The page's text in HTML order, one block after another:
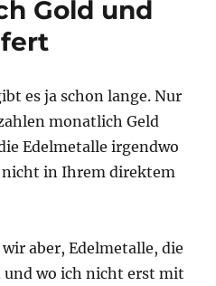
Gold und
es ja schon lange. Nur
monatlich Geld
Edelmetalle irgendwo
nicht in Ihrem direktem
aber, Edelmetalle, die
und wo ich nicht erst mit